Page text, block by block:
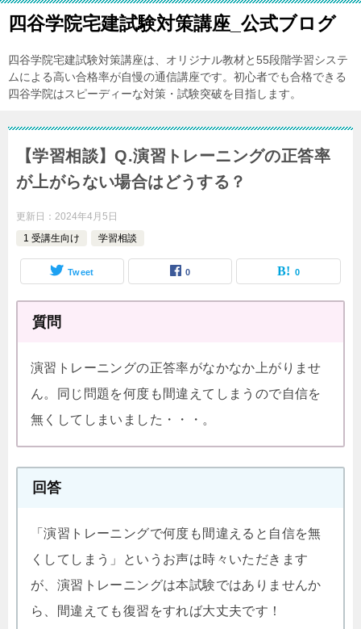
四谷学院宅建試験対策講座_公式ブログ
四谷学院宅建試験対策講座は、オリジナル教材と55段階学習システ
ムによる高い合格率が自慢の通信講座です。初心者でも合格できる
四谷学院はスピーディーな対策・試験突破を目指します。
【学習相談】Q.演習トレーニングの正答率
が上がらない場合はどうする？
更新日： 2024年4月5日
1 受講生向け
学習相談
Tweet 0 0
質問
演習トレーニングの正答率がなかなか上がりませ
ん。同じ問題を何度も間違えてしまうので自信を
無くしてしまいました・・・。
回答
「演習トレーニングで何度も間違えると自信を無
くしてしまう」というお声は時々いただきます
が、演習トレーニングは本試験ではありませんか
ら、間違えても復習をすれば大丈夫です！